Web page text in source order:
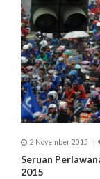
2 November 2015
Seruan
2015